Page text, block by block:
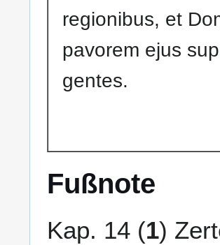
regionibus, et
pavorem ejus
gentes.
Fußnote
Kap. 14 (1)